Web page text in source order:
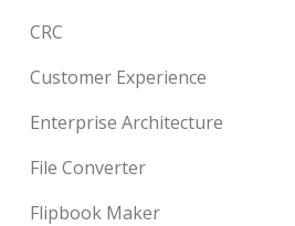
CRC
Customer Experience
Enterprise Architecture
File Converter
Flipbook Maker